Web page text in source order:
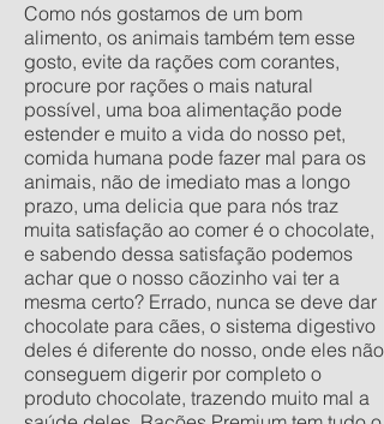
Como nós gostamos de um bom
alimento, os animais também tem esse
gosto, evite da rações com corantes,
procure por rações o mais natural
possível, uma boa alimentação pode
estender e muito a vida do nosso pet,
comida humana pode fazer mal para os
animais, não de imediato mas a longo
prazo, uma delicia que para nós traz
muita satisfação ao comer é o chocolate,
e sabendo dessa satisfação podemos
achar que o nosso cãozinho vai ter a
mesma certo? Errado, nunca se deve dar
chocolate para cães, o sistema digestivo
deles é diferente do nosso, onde eles não
conseguem digerir por completo o
produto chocolate, trazendo muito mal a